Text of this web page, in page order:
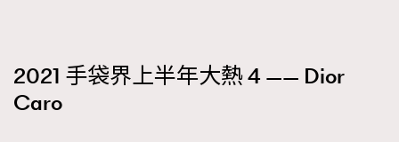
2021 手袋界上半年大熱 4 —— Dior
Caro